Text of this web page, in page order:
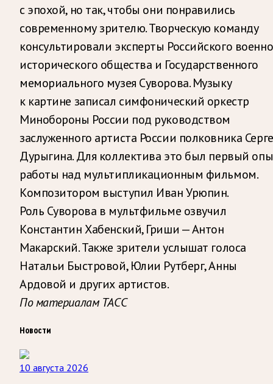
с эпохой, но так, чтобы они понравились
современному зрителю. Творческую команду
консультировали эксперты Российского
исторического общества и Государственного
мемориального музея Суворова. Музыку
к картине записал симфонический оркестр
Минобороны России под руководством
заслуженного артиста России полковника
Дурыгина. Для коллектива это был первый
работы над мультипликационным фильмом.
Композитором выступил Иван Урюпин.
Роль Суворова в мультфильме озвучил
Константин Хабенский, Гриши — Антон
Макарский. Также зрители услышат голоса
Натальи Быстровой, Юлии Рутберг, Анны
Ардовой и других артистов.
По материалам ТАСС
Новости
10 августа 2026